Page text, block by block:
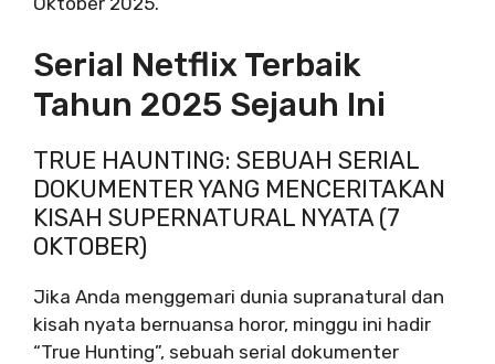
Serial Netflix Terbaik
Tahun 2025 Sejauh Ini
TRUE HAUNTING: SEBUAH SERIAL
DOKUMENTER YANG MENCERITAKAN
KISAH SUPERNATURAL NYATA (7
OKTOBER)
Jika Anda menggemari dunia supranatural dan
kisah nyata bernuansa horor, minggu ini hadir
“True Hunting”, sebuah serial dokumenter